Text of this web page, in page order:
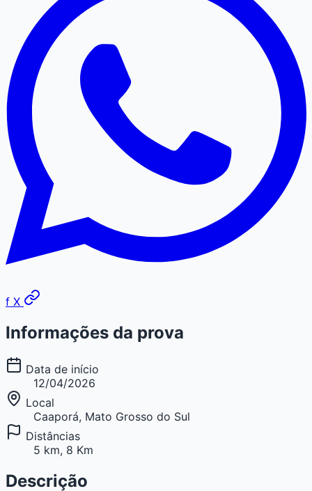
f X
Informações da prova
Data de início
12/04/2026
Local
Caaporá, Mato Grosso do Sul
Distâncias
5 km, 8 Km
Descrição